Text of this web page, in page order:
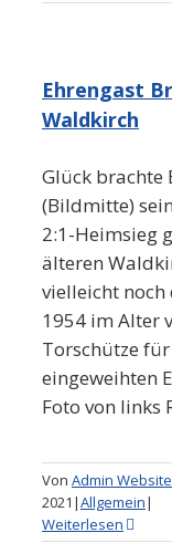
Ehrengast
Waldkirch
Glück brachte
(Bildmitte)
2:1-Heimsieg
älteren
vielleicht
1954 im Alter
Torschütze
eingeweihten
Foto von links
Von Admin Website
2021 |Allgemein|
Weiterlesen